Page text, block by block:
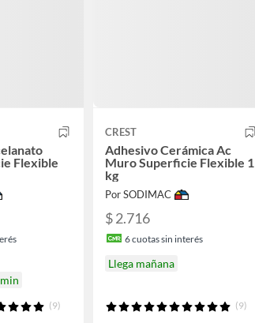
Flexible
(9)
CREST
Adhesivo Cerámica Ac
Muro Superficie Flexible 1
kg
Por SODIMAC
$ 2.716
6cuotas sin interés
Llega mañana
(9)